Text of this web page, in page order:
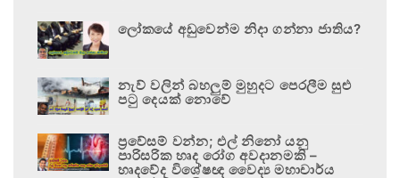
ලෝකයේ අඩුවෙන්ම නිදා ගන්නා ජාතිය?
නැව් වලින් බහලුම් මුහුදට පෙරලීම සුළු
පටු දෙයක් නොවේ
ප්‍රවේසම් වන්න; එල් නිනෝ යනු
පාරිසරික හෘද රෝග අවදානමකි –
හෘදවේද විශේෂඥ වෛද්‍ය මහාචාර්ය